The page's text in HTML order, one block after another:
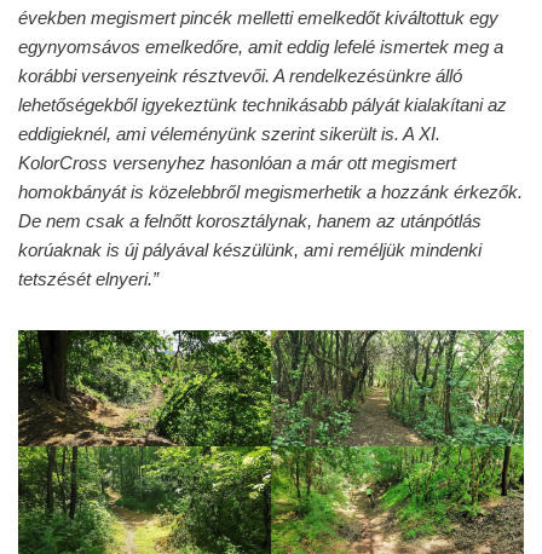
években megismert pincék melletti emelkedőt kiváltottuk egy
egynyomsávos emelkedőre, amit eddig lefelé ismertek meg a
korábbi versenyeink résztvevői. A rendelkezésünkre álló
lehetőségekből igyekeztünk technikásabb pályát kialakítani az
eddigieknél, ami véleményünk szerint sikerült is. A XI.
KolorCross versenyhez hasonlóan a már ott megismert
homokbányát is közelebbről megismerhetik a hozzánk érkezők.
De nem csak a felnőtt korosztálynak, hanem az utánpótlás
korúaknak is új pályával készülünk, ami reméljük mindenki
tetszését elnyeri.”